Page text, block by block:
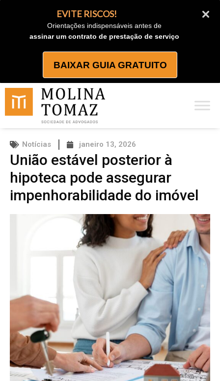
EVITE RISCOS!
Orientações indispensáveis antes de
assinar um contrato de prestação de serviço
BAIXAR GUIA GRATUITO
Notícias janeiro 13, 2026
União estável posterior à
hipoteca pode assegurar
impenhorabilidade do imóvel